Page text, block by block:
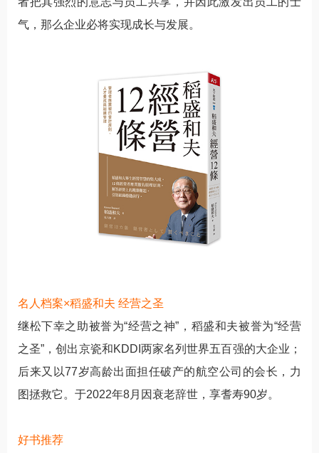
气，那么企业必将实现成长与发展。
名人档案×稻盛和夫 经营之圣
继松下幸之助被誉为“经营之神”，稻盛和夫被誉为“经营
之圣”，创出京瓷和KDDI两家名列世界五百强的大企业；
后来又以77岁高龄出面担任破产的航空公司的会长，力
图拯救它。于2022年8月因衰老辞世，享耆寿90岁。
好书推荐